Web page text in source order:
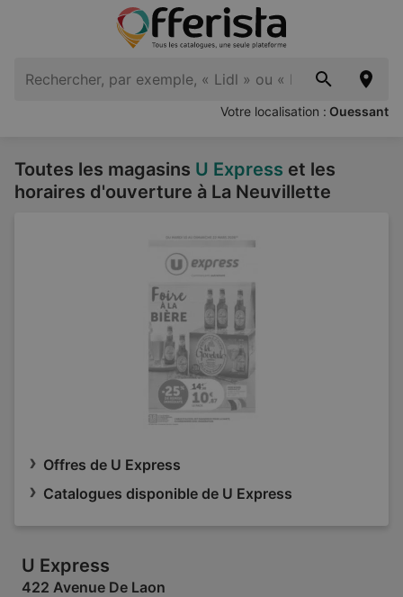
Votre localisation : Ouessant
Toutes les magasins U Express et les
horaires d'ouverture à La Neuvillette
Offres de U Express
Catalogues disponible de U Express
U Express
422 Avenue De Laon